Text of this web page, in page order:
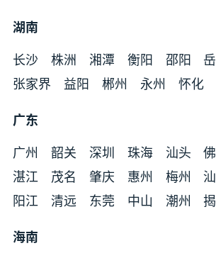
湖南
长沙
株洲 湘潭 衡阳 邵阳
张家界
益阳 郴州 永州 怀化
广东
广州
韶关 深圳 珠海 汕头
湛江
茂名 肇庆 惠州 梅州
阳江
清远 东莞 中山 潮州
海南